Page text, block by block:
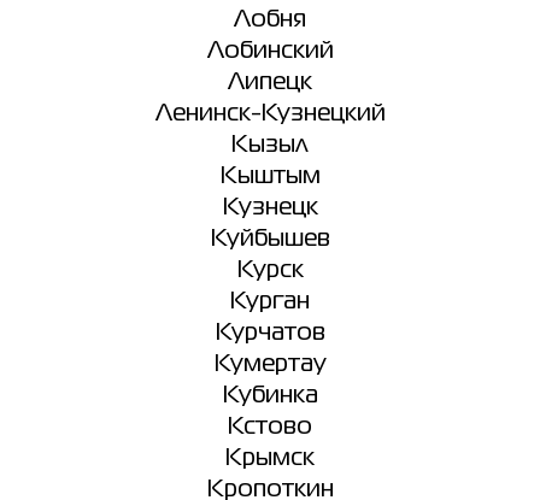
Лобня
Лобинский
Липецк
Ленинск-Кузнецкий
Кызыл
Кыштым
Кузнецк
Куйбышев
Курск
Курган
Курчатов
Кумертау
Кубинка
Кстово
Крымск
Кропоткин